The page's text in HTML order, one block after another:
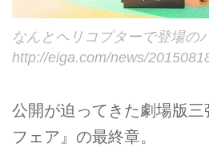
なんとヘリコプターで登場の
http://eiga.com/news/
公開が迫ってきた劇場版
フェア』の最終章。